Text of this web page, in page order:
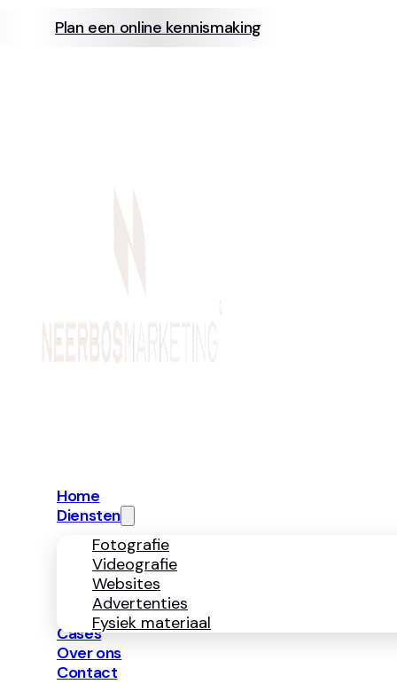
Plan een online kennismaking
Home
Diensten
Fotografie
Videografie
Websites
Advertenties
Fysiek materiaal
Cases
Over ons
Contact